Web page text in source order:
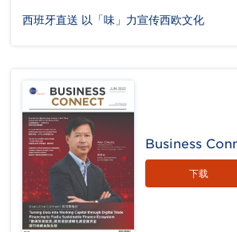
西班牙直送 以「味」力宣传西欧文化
Business
下载